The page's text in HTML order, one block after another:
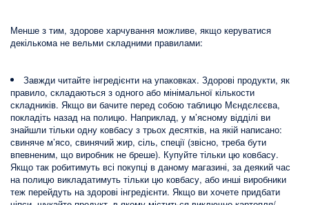
Менше з тим, здорове харчування можливе, якщо керуватися
декількома не вельми складними правилами:
Завжди читайте інгредієнти на упаковках. Здорові продукти, як
правило, складаються з одного або мінімальної кількости
складників. Якщо ви бачите перед собою таблицю Мєндєлєєва,
покладіть назад на полицю. Наприклад, у м’ясному відділі ви
знайшли тільки одну ковбасу з трьох десятків, на якій написано:
свиняче м’ясо, свинячий жир, сіль, спеції (звісно, треба бути
впевненим, що виробник не бреше). Купуйте тільки цю ковбасу.
Якщо так робитимуть всі покупці в даному магазині, за деякий час
на полицю викладатимуть тільки цю ковбасу, або инші виробники
теж перейдуть на здорові інгредієнти. Якщо ви хочете придбати